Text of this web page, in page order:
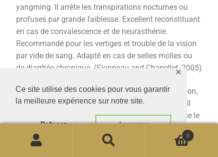
Ce site utilise des cookies pour vous garantir
la meilleure expérience sur notre site.
Refusez Acceptez
✕
yangming. Il arrête les transpirations nocturnes ou
profuses par grande faiblesse. Excellent reconstituant
en cas de convalescence et de neurasthénie.
Recommandé pour les vertiges et trouble de la vision
par vide de sang. Adapté en cas de selles molles ou
de diarrhée chronique. (Sionneau and Chapellet, 2005)
Gingembre, Sheng Jiangtiédit le centre et le poumon,
arrête les vomissements et dissipe les mucosités. Il
élimine la toxicité, induit la transpiration et disperse le
0